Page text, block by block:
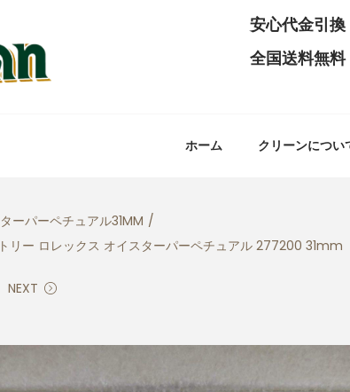
安心代金引
全国送料無
ホーム クリーンについ
ーパーペチュアル31MM /
リー ロレックス オイスターパーペチュアル 277200
NEXT